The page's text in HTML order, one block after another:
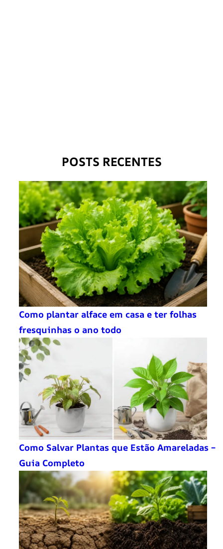
POSTS RECENTES
Como plantar alface em casa e ter folhas
fresquinhas o ano todo
Como Salvar Plantas que Estão Amareladas –
Guia Completo